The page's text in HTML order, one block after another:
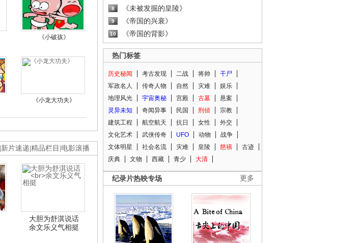
《小破孩》
《小龙大功夫》
新片速递 精品栏目 电影滚播
大胆为舒淇说话
余文乐义气相挺
8 《未被发掘的皇陵》
9 《帝国的兴衰》
10 《帝国的背影》
热门标签
历史秘闻 考古发现 二战 将帅
干尸
军政名人
传奇人物 自然 灾难
娱乐
地理风光
宇宙奥秘 宫殿 古墓
悬案
灵异未知
奇闻异事 民国 刑侦
宗教
建筑工程
航空航天 抗日 女性
外交
文化艺术
武侠传奇 UFO 动物
战争
文体明星
社会名流 灾难 皇陵 慈禧
古迹
庆典
文物 西藏 青少 大清
更多
纪录片热映专场